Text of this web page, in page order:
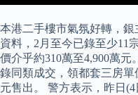
本港二手樓市氣氛好轉，
資料，2月至今已錄至少11
價介乎約310萬至4,900萬
錄同類成交，領都套三房
元售出。 警方表示，昨日